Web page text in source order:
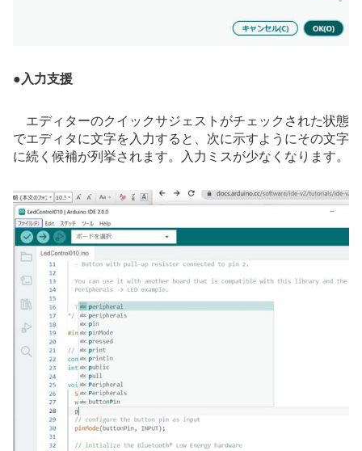
● 入力支援
エディターのクイックサジェストがチェックされた状態
でエディタに文字を入力すると、次に示すようにその文字
に続く候補が列挙されます。入力ミスが少なくなります。